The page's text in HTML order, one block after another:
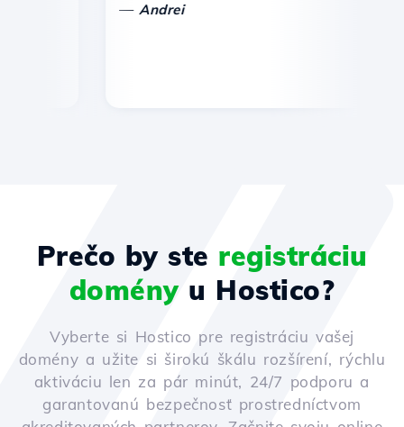
Andrei
Prečo by ste registráciu
doményu Hostico?
Vyberte si Hostico pre registráciu vašej
domény a užite si širokú škálu rozšírení, rýchlu
aktiváciu len za pár minút, 24/7 podporu a
garantovanú bezpečnosť prostredníctvom